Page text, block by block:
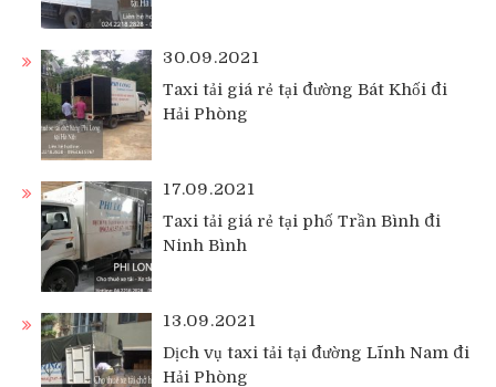
30.09.2021
Taxi tải giá rẻ tại đường Bát Khối đi
Hải Phòng
17.09.2021
Taxi tải giá rẻ tại phố Trần Bình đi
Ninh Bình
13.09.2021
Dịch vụ taxi tải tại đường Lĩnh Nam đi
Hải Phòng